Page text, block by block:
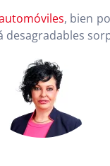
, bien
desagradables